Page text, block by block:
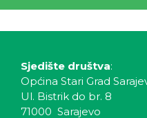
Sjedište društva:
Općina Stari Grad
Ul. Bistrik do br. 8
71000 Sarajevo